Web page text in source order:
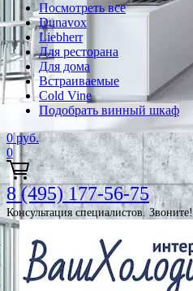
Посмотреть все
Dunavox
Liebherr
Для ресторана
Для дома
Встраиваемые
Cold Vine
Подобрать винный шкаф
0 руб.
0
8 (495) 177-56-75
Консультация специалистов. Звоните!